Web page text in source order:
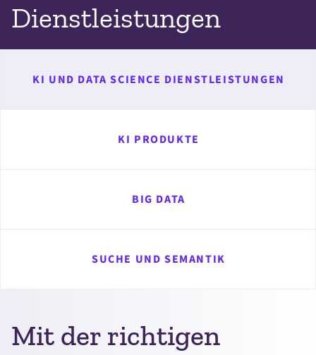
Dienstleistungen
KI UND DATA SCIENCE DIENSTLEISTUNGEN
KI PRODUKTE
BIG DATA
SUCHE UND SEMANTIK
Mit der richtigen